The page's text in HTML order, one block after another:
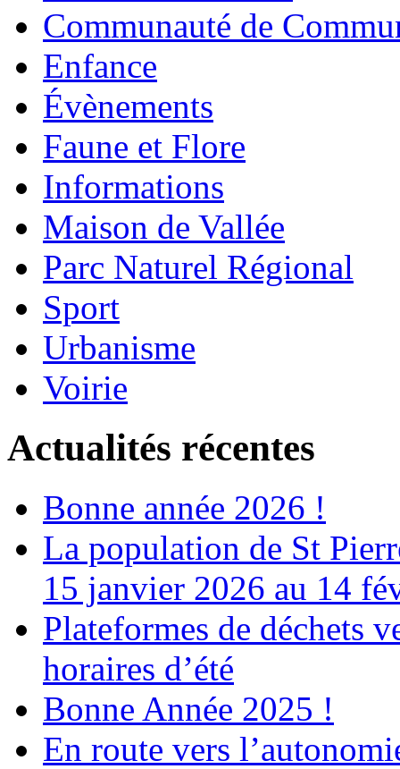
Communauté de
Enfance
Évènements
Faune et Flore
Informations
Maison de Vallée
Parc Naturel Régional
Sport
Urbanisme
Voirie
Actualités récentes
Bonne année 2026 !
La population de St
15 janvier 2026 au 14
Plateformes de déchets
horaires d’été
Bonne Année 2025 !
En route vers